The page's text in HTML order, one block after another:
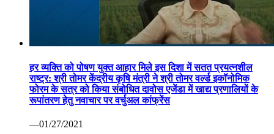
हर व्यक्ति को पोषण युक्त आहार मिले इस दिशा में सतत प्रयत्नशील
राष्ट्र: श्री तोमर केंद्रीय कृषि मंत्री ने श्री तोमर वर्ल्ड इकॉनोमिक
फोरम के सत्र को किया संबोधित दावोस एजेंडा में खाद्य प्रणालियों के
रूपांतरण हेतु नवाचार पर वर्चुअल कांफ्रेंस
—01/27/2021